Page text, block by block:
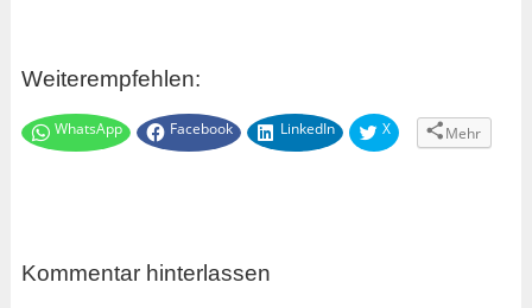
Weiterempfehlen:
WhatsApp Facebook LinkedIn X Mehr
Kommentar hinterlassen